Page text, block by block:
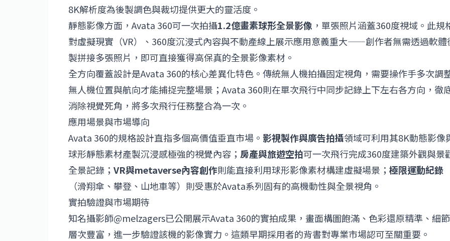
8K解析度為後製調色與裁切提供更大的靈活度。
靜態影像方面，Avata 360可一次拍攝1.2億畫素球形全景影像 ，單張照片涵蓋360度視域。此規
對虛擬現實（VR）、360度沉浸式內容與不動產線上展示應用意義重大——創作者無需透過軟體
製拼接多張照片，即可直接獲得高保真的全景影像素材。
全方向覆蓋設計是Avata 360的核心差異化特色。傳統無人機拍攝固定視角，需要操作手多次調
無人機位置與航向才能捕捉完整場景；Avata 360則在單次飛行中同步記錄上下左右各方向，徹
消除視覺死角，將多次飛行任務整合為一次。
應用場景與市場導向
Avata 360的規格設計直指多個高價值垂直市場。 影視製作與廣告拍攝領域可利用其8K動態影像
球形靜態素材產製沉浸感極強的視覺內容； 房產與旅遊空拍可一次飛行完成360度建築外觀與景
全景記錄； VR與metaverse內容創作則能直接利用球形影像素材構建虛擬場景； 極限運動紀錄
（滑翔傘、攀登、山地車等）則受惠於Avata系列固有的高機動性與全景視角。
實拍驗證與市場期待
知名攝影師@melzagers已公開展示Avata 360的實拍成果，畫面構圖飽滿、色彩還原精準、細節
層次豐富，進一步驗證該機的影像實力。這類早期採用者的背書對專業市場認可至關重要。